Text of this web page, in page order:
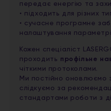
передає енергію та
• підходить для різних
• сучасне програмне
налаштування
Кожен спеціаліст
проходить профільне
чіткими протоколами.
Ми постійно оновлюємо
слідкуємо за
стандартами роботи з